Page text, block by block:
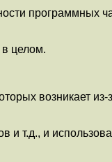
программных
целом.
возникает из-
т.д., и